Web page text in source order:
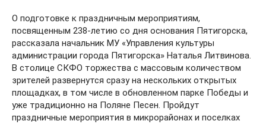
О подготовке к праздничным мероприятиям,
посвященным 238-летию со дня основания Пятигорска,
рассказала начальник МУ «Управления культуры
администрации города Пятигорска» Наталья Литвинова.
В столице СКФО торжества с массовым количеством
зрителей развернутся сразу на нескольких открытых
площадках, в том числе в обновленном парке Победы и
уже традиционно на Поляне Песен. Пройдут
праздничные мероприятия в микрорайонах и поселках